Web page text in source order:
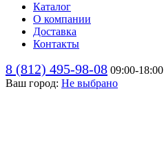
Каталог
О компании
Доставка
Контакты
8 (812) 495-98-08 09:00-18:00
Ваш город: Не выбрано